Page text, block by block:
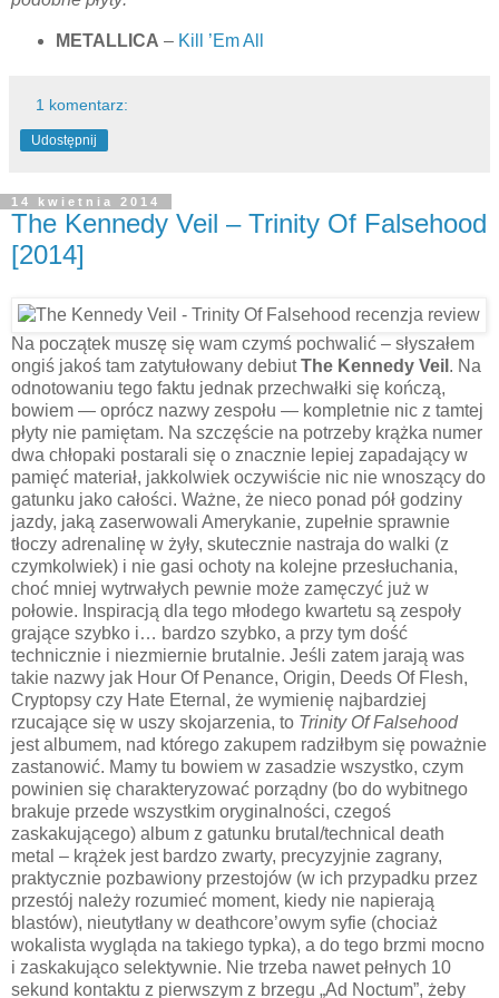
METALLICA – Kill ’Em All
1 komentarz:
Udostępnij
14 kwietnia 2014
The Kennedy Veil – Trinity Of Falsehood
[2014]
Na początek muszę się wam czymś pochwalić – słyszałem
ongiś jakoś tam zatytułowany debiutThe Kennedy Veil . Na
odnotowaniu tego faktu jednak przechwałki się kończą,
bowiem — oprócz nazwy zespołu — kompletnie nic z tamtej
płyty nie pamiętam. Na szczęście na potrzeby krążka numer
dwa chłopaki postarali się o znacznie lepiej zapadający w
pamięć materiał, jakkolwiek oczywiście nic nie wnoszący do
gatunku jako całości. Ważne, że nieco ponad pół godziny
jazdy, jaką zaserwowali Amerykanie, zupełnie sprawnie
tłoczy adrenalinę w żyły, skutecznie nastraja do walki (z
czymkolwiek) i nie gasi ochoty na kolejne przesłuchania,
choć mniej wytrwałych pewnie może zamęczyć już w
połowie. Inspiracją dla tego młodego kwartetu są zespoły
grające szybko i… bardzo szybko, a przy tym dość
technicznie i niezmiernie brutalnie. Jeśli zatem jarają was
takie nazwy jak Hour Of Penance, Origin, Deeds Of Flesh,
Cryptopsy czy Hate Eternal, że wymienię najbardziej
rzucające się w uszy skojarzenia, to Trinity Of Falsehood
jest albumem, nad którego zakupem radziłbym się poważnie
zastanowić. Mamy tu bowiem w zasadzie wszystko, czym
powinien się charakteryzować porządny (bo do wybitnego
brakuje przede wszystkim oryginalności, czegoś
zaskakującego) album z gatunku brutal/technical death
metal – krążek jest bardzo zwarty, precyzyjnie zagrany,
praktycznie pozbawiony przestojów (w ich przypadku przez
przestój należy rozumieć moment, kiedy nie napierają
blastów), nieutytłany w deathcore’owym syfie (chociaż
wokalista wygląda na takiego typka), a do tego brzmi mocno
i zaskakująco selektywnie. Nie trzeba nawet pełnych 10
sekund kontaktu z pierwszym z brzegu „Ad Noctum”, żeby